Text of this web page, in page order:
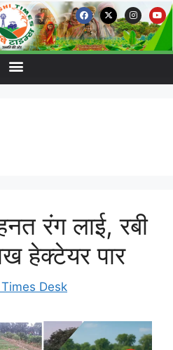
रंग लाई, रबी
हेक्टेयर पार
Desk